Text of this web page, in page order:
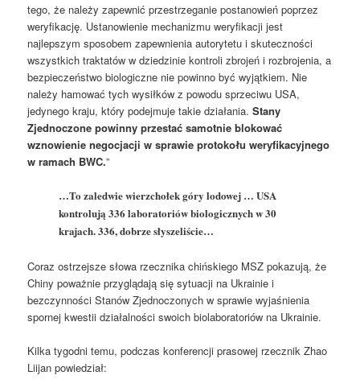
tego, że należy zapewnić przestrzeganie postanowień poprzez
weryfikację. Ustanowienie mechanizmu weryfikacji jest
najlepszym sposobem zapewnienia autorytetu i skuteczności
wszystkich traktatów w dziedzinie kontroli zbrojeń i rozbrojenia, a
bezpieczeństwo biologiczne nie powinno być wyjątkiem. Nie
należy hamować tych wysiłków z powodu sprzeciwu USA,
jedynego kraju, który podejmuje takie działania.Stany
Zjednoczone powinny przestać samotnie blokować
wznowienie negocjacji w sprawie protokołu weryfikacyjnego
w ramach BWC.”
…To zaledwie wierzchołek góry lodowej … USA
kontrolują 336 laboratoriów biologicznych w 30
krajach. 336, dobrze słyszeliście…
Coraz ostrzejsze słowa rzecznika chińskiego MSZ pokazują, że
Chiny poważnie przyglądają się sytuacji na Ukrainie i
bezczynności Stanów Zjednoczonych w sprawie wyjaśnienia
spornej kwestii działalności swoich biolaboratoriów na Ukrainie.
Kilka tygodni temu, podczas konferencji prasowej rzecznik Zhao
Liijan powiedział: